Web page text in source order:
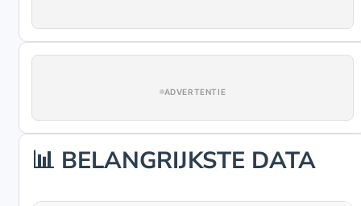
ADVERTENTIE
📊 BELANGRIJKSTE DATA